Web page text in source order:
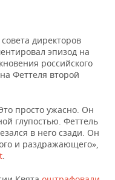
директоров
эпизод на
российского
Феттеля второй
просто ужасно. Он
глупостью. Феттель
в него сзади. Он
и раздражающего»,
.